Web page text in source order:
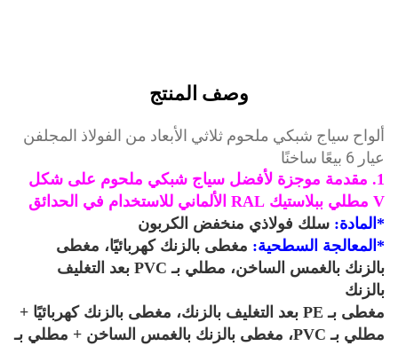
وصف المنتج
سياج شبكي ملحوم ثلاثي الأبعاد من الفولاذ المجلفن
بيعًا ساخنًا
1. مقدمة موجزة لأفضل سياج شبكي ملحوم على شكل
سلك فولاذي منخفض الكربون
السطحية:مغطى بالزنك كهربائيًا، مغطى
بالزنك بالغمس الساخن، مطلي بـ PVC بعد التغليف
مغطى بـ PE بعد التغليف بالزنك، مغطى بالزنك كهربائيًا +
مطلي بـ PVC، مغطى بالزنك بالغمس الساخن + مطلي بـ